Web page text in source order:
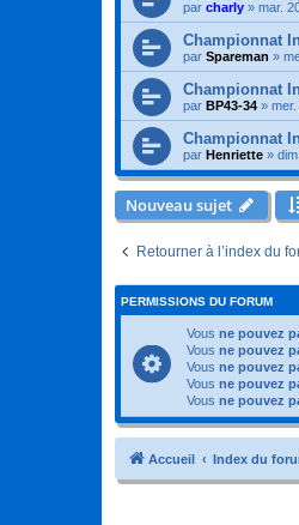
par charly » mar.
Championnat
par Spareman »
Championnat
par BP43-34 »
Championnat
par Henriette »
Nouveau sujet
Retourner à l’index du
PERMISSIONS DU FORUM
Vous ne pouvez
Vous ne pouvez
Vous ne pouvez
Vous ne pouvez
Vous ne pouvez
Accueil Index du